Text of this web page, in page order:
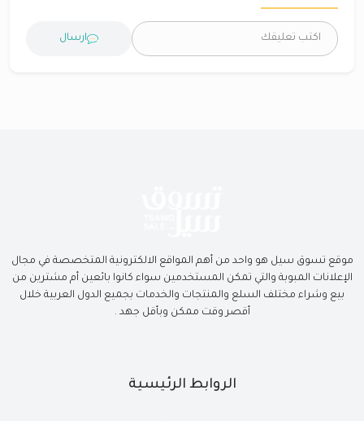
ارسال
موقع تسوق سيل هو واحد من أهم المواقع الالكترونية المتخصصة في مجال
الإعلانات المبوبة والتي تمكن المستخدمين سواء كانوا بائعين أم مشترين من
بيع وشراء مختلف السلع والمنتجات والخدمات بجميع الدول العربية خلال
أقصر وقت ممكن وبأقل جهد .
الروابط الرئيسية